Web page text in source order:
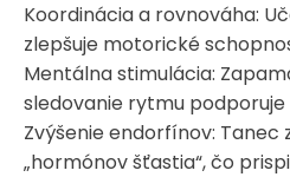
Koordinácia a rovnováha:
zlepšuje motorické
Mentálna stimulácia:
sledovanie rytmu
Zvýšenie endorfínov: Tanec
„hormónov šťastia“, čo